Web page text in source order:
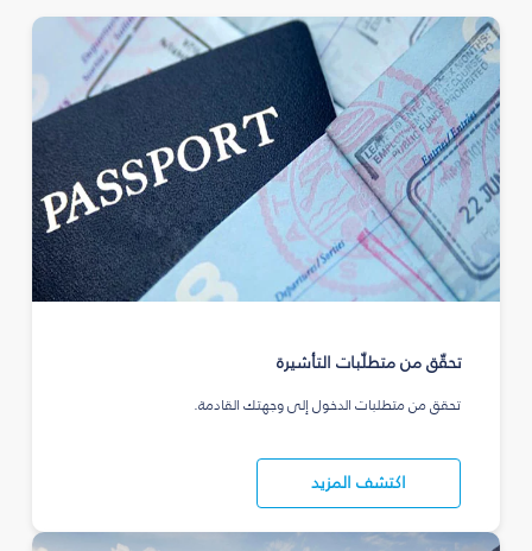
تحقّق من متطلّبات التأشيرة
تحقق من متطلبات الدخول إلى وجهتك القادمة.
اكتشف المزيد